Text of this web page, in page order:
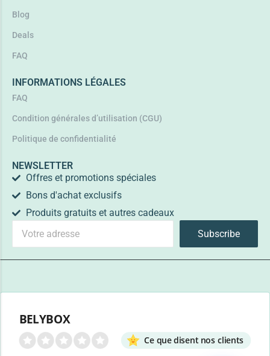
Blog
Deals
FAQ
INFORMATIONS LÉGALES
FAQ
Condition générales d’utilisation (CGU)
Politique de confidentialité
NEWSLETTER
Offres et promotions spéciales
Bons d'achat exclusifs
Produits gratuits et autres cadeaux
Subscribe
BELYBOX
Ce que disent nos clients